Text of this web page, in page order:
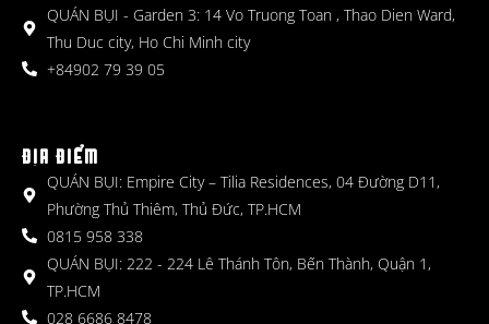
QUÁN BỤI - Garden 3: 14 Vo Truong Toan , Thao Dien Ward,
Thu Duc city, Ho Chi Minh city
+84902 79 39 05
ĐỊA ĐIỂM
QUÁN BỤI: Empire City – Tilia Residences, 04 Đường D11,
Phường Thủ Thiêm, Thủ Đức, TP.HCM
0815 958 338
QUÁN BỤI: 222 - 224 Lê Thánh Tôn, Bến Thành, Quận 1,
TP.HCM
028 6686 8478